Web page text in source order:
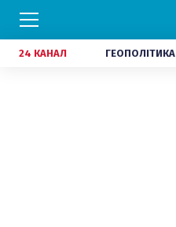
24 КАНАЛ ГЕОПОЛІТИКА